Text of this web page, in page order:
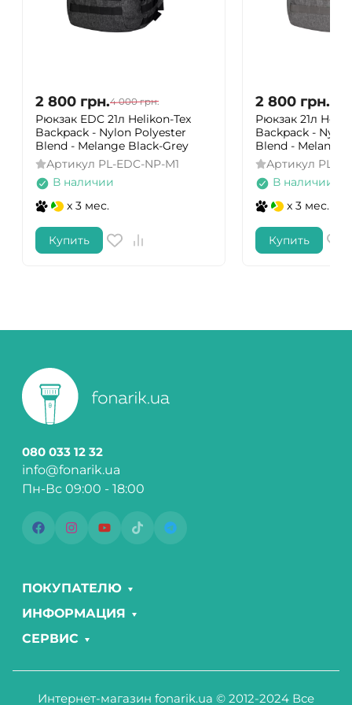
2 800 грн.4 000 грн.
Рюкзак EDC 21л Helikon-Tex
Backpack - Nylon Polyester
Blend - Melange Black-Grey
Артикул PL-EDC-NP-M1
В наличии
x 3 мес.
Купить
2 800 грн.
Рюкзак 21л
Backpack -
Blend - Melange
Артикул PL-
В наличии
x 3 мес.
Купить
080 033 12 32
info@fonarik.ua
Пн-Вс 09:00 - 18:00
ПОКУПАТЕЛЮ
ИНФОРМАЦИЯ
СЕРВИС
Интернет-магазин fonarik.ua © 2012-2024 Все